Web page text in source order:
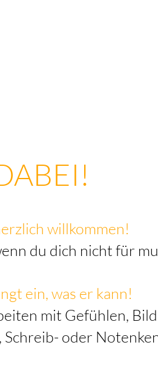
willkommen!
nn du dich nicht für
ein, was er kann!
mit Gefühlen,
Schreib- oder